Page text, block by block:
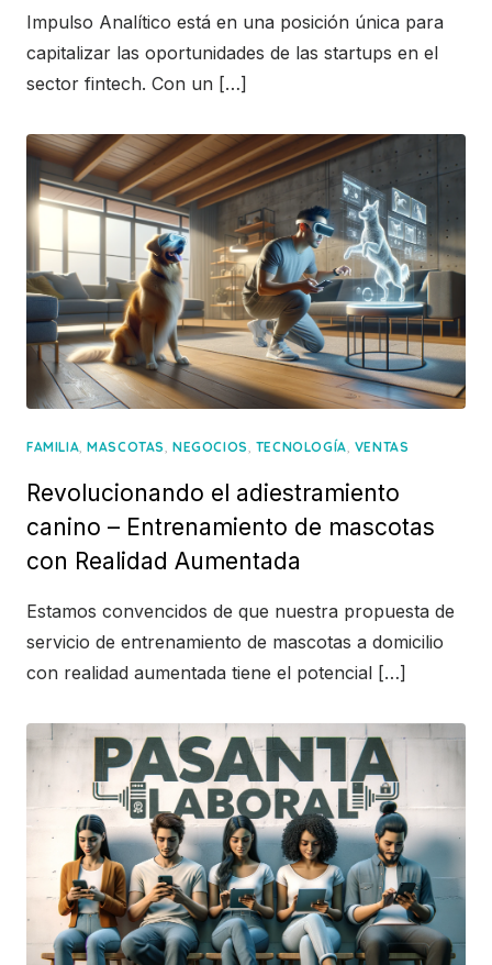
Impulso Analítico está en una posición única para
capitalizar las oportunidades de las startups en el
sector fintech. Con un […]
FAMILIA,MASCOTAS,NEGOCIOS, TECNOLOGÍA, VENTAS
Revolucionando el adiestramiento
canino – Entrenamiento de mascotas
con Realidad Aumentada
Estamos convencidos de que nuestra propuesta de
servicio de entrenamiento de mascotas a domicilio
con realidad aumentada tiene el potencial […]